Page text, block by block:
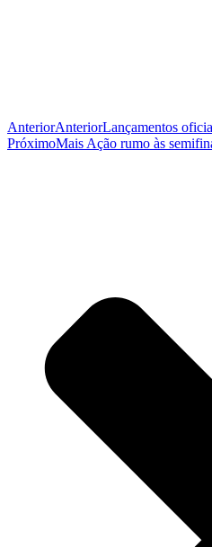
AnteriorAnteriorLançamentos
PróximoMais Ação rumo às